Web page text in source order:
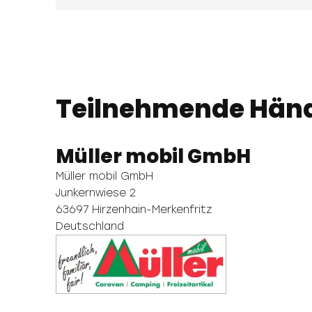
Teilnehmende
Müller mobil GmbH
Müller mobil GmbH
Junkernwiese 2
63697 Hirzenhain-Merkenfritz
Deutschland